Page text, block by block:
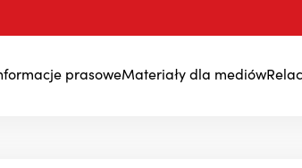
prasoweMateriały dla mediów